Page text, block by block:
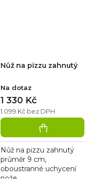
Nůž na pizzu zahnutý
Na dotaz
1 099 Kč bez DPH
1 330 Kč
Nůž na pizzu zahnutý
průměr 9 cm,
oboustranné uchycení
nože.